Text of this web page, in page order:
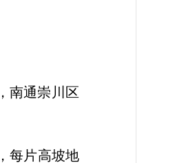
南通崇川区
每片高坡地